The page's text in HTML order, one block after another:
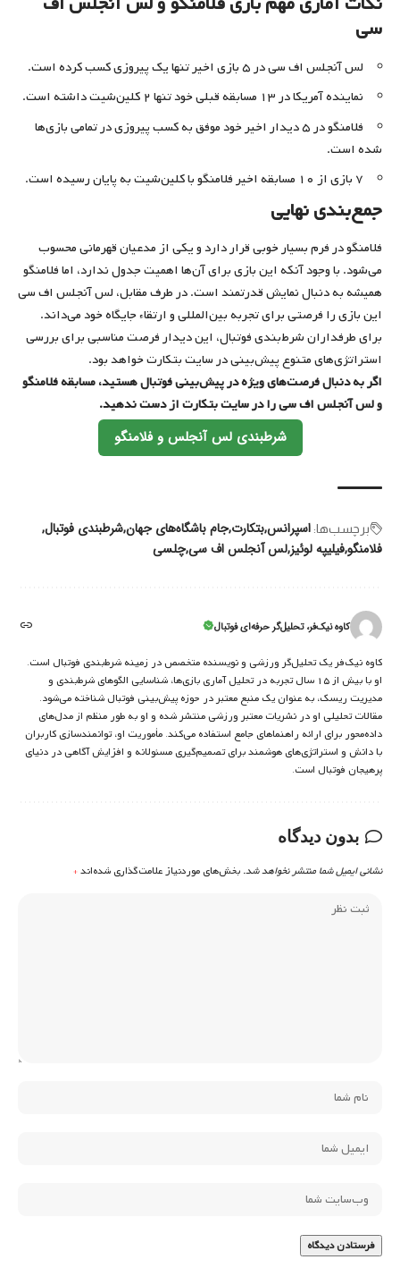
سی
لس آنجلس اف سی در ۵ بازی اخیر تنها یک پیروزی کسب کرده است.
نماینده آمریکا در ۱۳ مسابقه قبلی خود تنها ۲ کلین‌شیت داشته است.
فلامنگو در ۵ دیدار اخیر خود موفق به کسب پیروزی در تمامی بازی‌ها
شده است.
۷ بازی از ۱۰ مسابقه اخیر فلامنگو با کلین‌شیت به پایان رسیده است.
جمع‌بندی نهایی
فلامنگو در فرم بسیار خوبی قرار دارد و یکی از مدعیان قهرمانی محسوب
می‌شود. با وجود آنکه این بازی برای آن‌ها اهمیت جدول ندارد، اما فلامنگو
همیشه به دنبال نمایش قدرتمند است. در طرف مقابل، لس آنجلس اف سی
این بازی را فرصتی برای تجربه بین‌المللی و ارتقاء جایگاه خود می‌داند.
برای طرفداران شرط‌بندی فوتبال، این دیدار فرصت مناسبی برای بررسی
استراتژی‌های متنوع پیش‌بینی در سایت بتکارت خواهد بود.
اگر به دنبال فرصت‌های ویژه در پیش‌بینی فوتبال هستید، مسابقه فلامنگو
و لس آنجلس اف سی را در سایت بتکارت از دست ندهید.
شرطبندی لس آنجلس و فلامنگو
برچسب‌‌ها: اسپرانسبتکارتجام باشگاه‌های جهانشرطبندی فوتبال
فلامنگوفیلیپه لوئیزلس آنجلس اف سیچلسی
کاوه نیک‌فر، تحلیل‌گر حرفه‌ای فوتبال
کاوه نیک‌فر یک تحلیل‌گر ورزشی و نویسنده متخصص در زمینه شرط‌بندی فوتبال است.
او با بیش از ۱۵ سال تجربه در تحلیل آماری بازی‌ها، شناسایی الگوهای شرط‌بندی و
مدیریت ریسک، به عنوان یک منبع معتبر در حوزه پیش‌بینی فوتبال شناخته می‌شود.
مقالات تحلیلی او در نشریات معتبر ورزشی منتشر شده و او به طور منظم از مدل‌های
داده‌محور برای ارائه راهنماهای جامع استفاده می‌کند. مأموریت او، توانمندسازی کاربران
با دانش و استراتژی‌های هوشمند برای تصمیم‌گیری مسئولانه و افزایش آگاهی در دنیای
پرهیجان فوتبال است.
بدون دیدگاه
نشانی ایمیل شما منتشر نخواهد شد. بخش‌های موردنیاز علامت‌گذاری شده‌اند*